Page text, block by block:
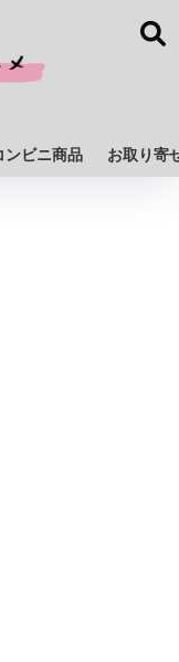
ンビニ商品 お取り寄